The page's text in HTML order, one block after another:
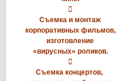

Съемка и монтаж
корпоративных фильмов,
изготовление
«вирусных» роликов.

Съемка концертов,